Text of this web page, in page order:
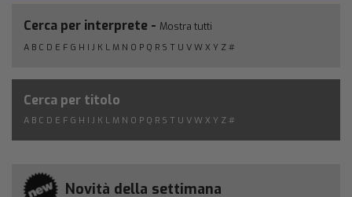
Cerca per interprete - Mostra tutti
A B C D E F G H I J K L M N O P Q R S T U V W X Y Z #
Cerca per titolo
A B C D E F G H I J K L M N O P Q R S T U V W X Y Z #
Novità della settimana